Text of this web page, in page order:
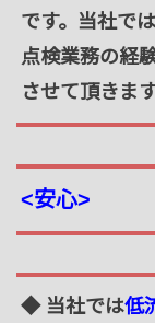
です。当社で
点検業務の経
させて頂きます
<安心>
◆ 当社では低